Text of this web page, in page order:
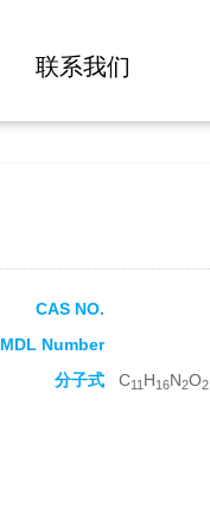
联系我们
CAS NO.
MDL Number
分子式 C11 H16N2O2